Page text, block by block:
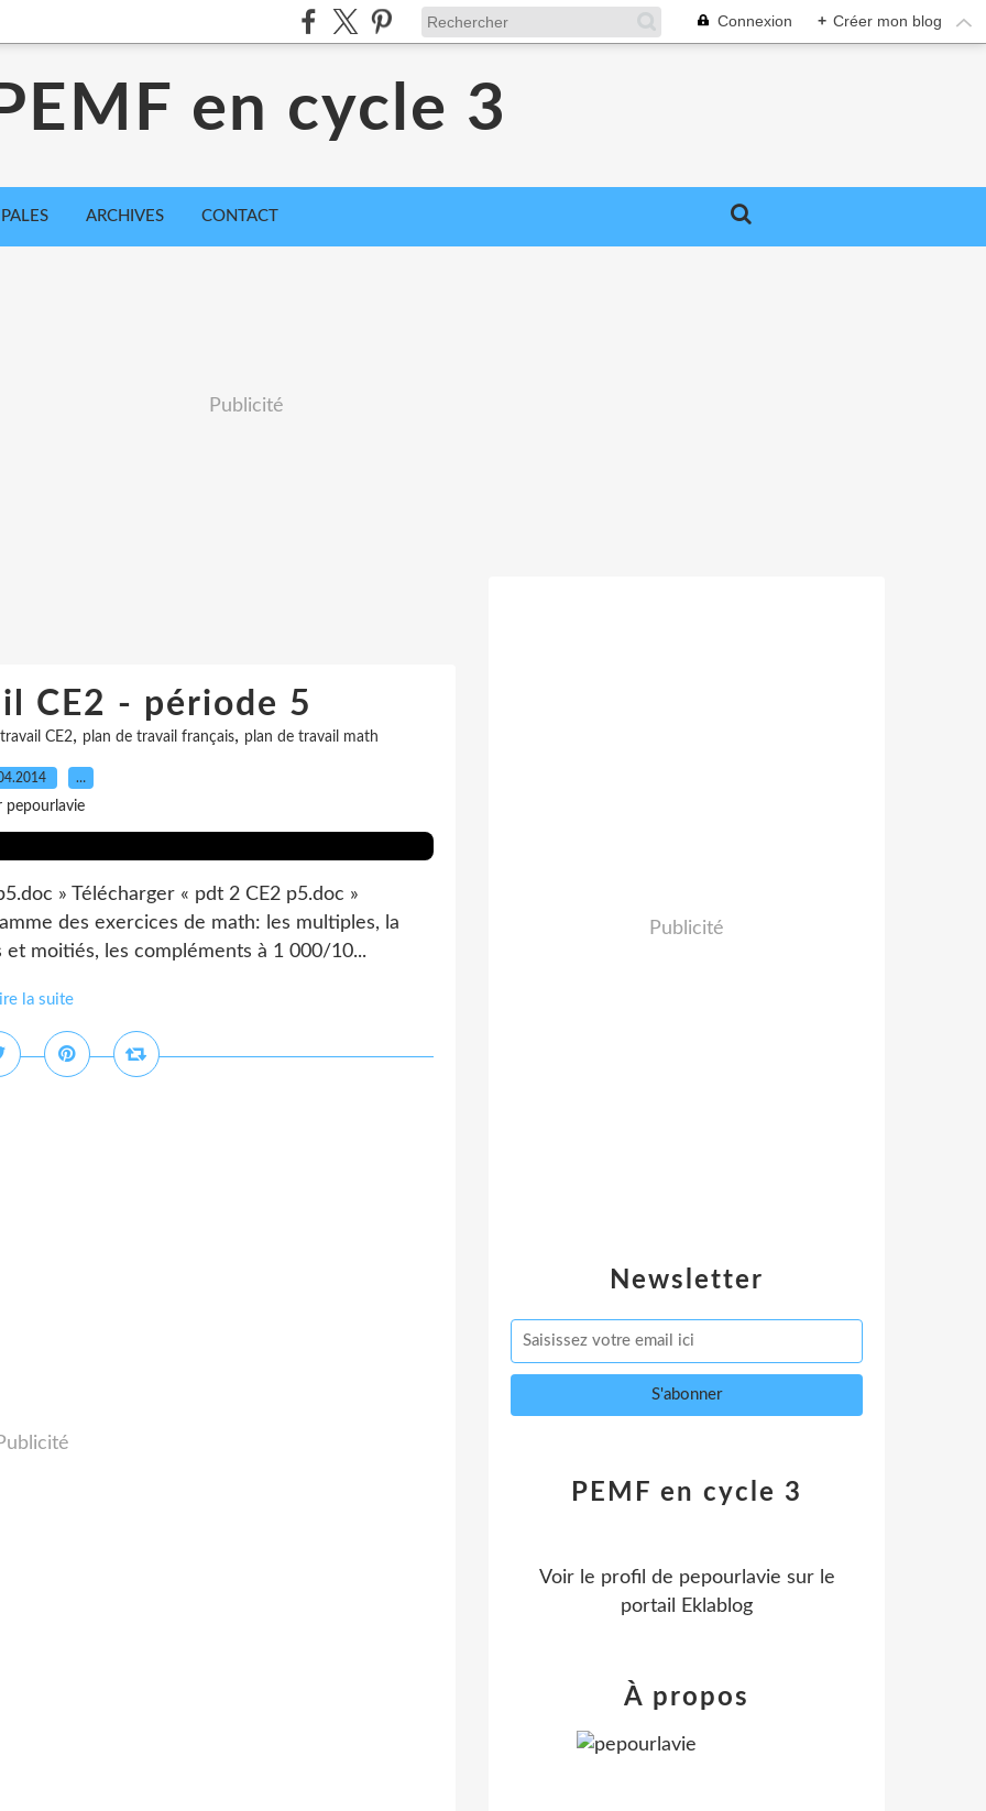
Connexion + Créer mon blog
en cycle 3
ARCHIVES CONTACT
Publicité
CE2 - période 5
CE2, plan de travail français, plan de travail math
…
pepourlavie
» Télécharger « pdt 2 CE2 p5.doc »
des exercices de math: les multiples, la
moitiés, les compléments à 1 000/10...
la suite
Newsletter
Publicité
PEMF en cycle 3
Voir le profil de pepourlavie sur le
portail Eklablog
À propos